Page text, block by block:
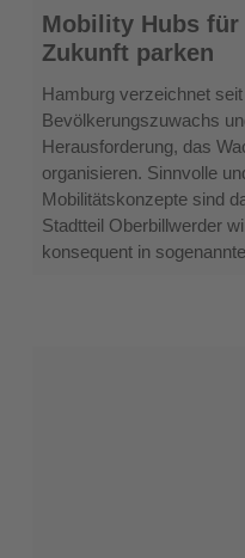
Mobility
Hubs
für
Oberbillwerder:
In
Zukunft
Mobility Hubs
Zukunft parken
Hamburg verzeichnet
Bevölkerungszuwachs
Herausforderung, das
organisieren. Sinnvolle
Mobilitätskonzepte sind
Stadtteil Oberbillwerder
konsequent in